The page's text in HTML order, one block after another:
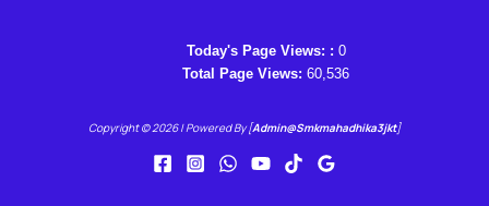
Today's Page Views: : 0
Total Page Views: 60,536
Copyright © 2026 | Powered By [Admin@smkmahadhika3jkt]